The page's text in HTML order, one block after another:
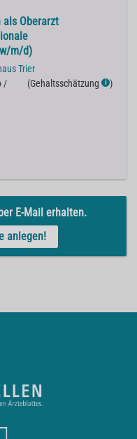
als Oberarzt
m/d)
Trier
/
(Gehaltsschätzung ℹ )
E-Mail erhalten.
anlegen!